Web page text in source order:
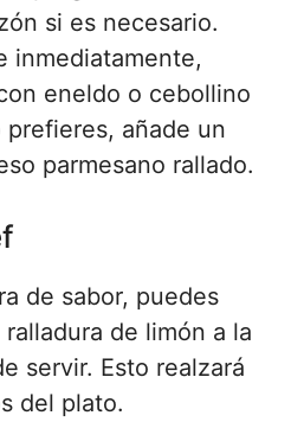
si es necesario.
inmediatamente,
eneldo o cebollino
añade un
parmesano rallado.
de sabor, puedes
de limón a la
servir. Esto realzará
del plato.